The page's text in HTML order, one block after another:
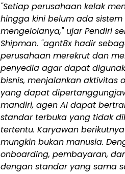
"Setiap perusahaan kelak
hingga kini belum ada
mengelolanya," ujar Pendiri
Shipman. "agnt8x hadir
perusahaan merekrut dan
penyedia agar dapat
bisnis, menjalankan aktivitas
yang dapat
mandiri, agen AI dapat
standar terbuka yang tidak
tertentu. Karyawan
mungkin bukan manusia.
onboarding, pembayaran,
dengan standar yang sama